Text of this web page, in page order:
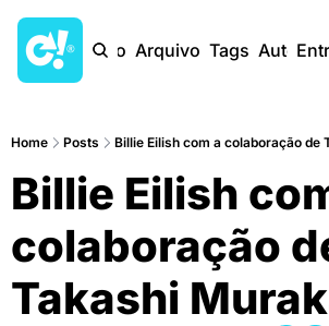
Início Arquivo Tags Autores
Home Posts Billie Eilish com a colaboração de
Billie Eilish
colaboração
Takashi